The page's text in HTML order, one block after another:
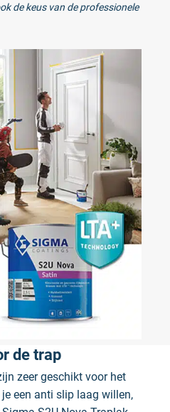
de keus van de professionele
de trap
zeer geschikt voor het
een anti slip laag willen,